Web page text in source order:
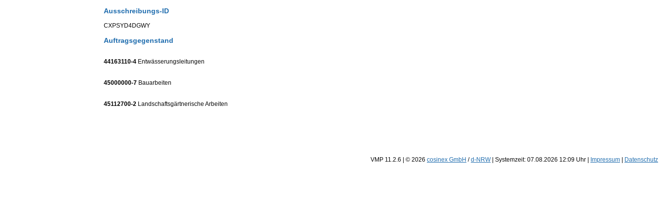
Ausschreibungs-ID
CXPSYD4DGWY
Auftragsgegenstand
44163110-4 Entwässerungsleitungen
45000000-7 Bauarbeiten
45112700-2 Landschaftsgärtnerische Arbeiten
VMP 11.2.6 | © 2026 cosinex GmbH /d-NRW | Systemzeit: 07.08.2026 12:09 Uhr | Impressum Datenschutz